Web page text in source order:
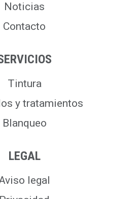
Noticias
Contacto
Tintura
y tratamientos
Blanqueo
LEGAL
legal